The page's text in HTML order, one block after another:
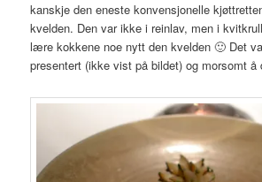
kanskje den eneste konvensjonelle
kvelden. Den var ikke i reinlav, men i
lære kokkene noe nytt den kvelden 🙂 Det
presentert (ikke vist på bildet) og morsomt å